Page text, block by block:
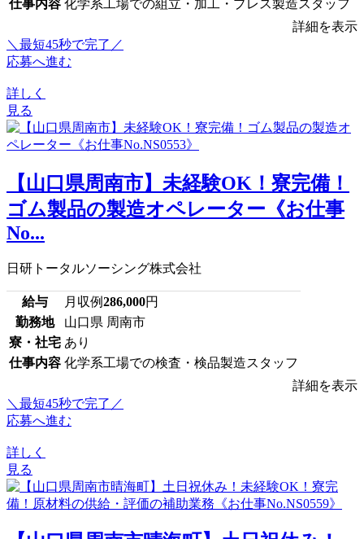
仕事内容 化学系工場での組立・加工・プレス製造スタッフ
詳細を表示
＼最短45秒で完了／
応募へ進む
詳しく
見る
【山口県周南市】未経験OK！寮完備！
ゴム製品の製造オペレーター《お仕事
No...
日研トータルソーシング株式会社
給与 月収例286,000円
勤務地
山口県 周南市
寮・社宅 あり
仕事内容 化学系工場での検査・検品製造スタッフ
詳細を表示
＼最短45秒で完了／
応募へ進む
詳しく
見る